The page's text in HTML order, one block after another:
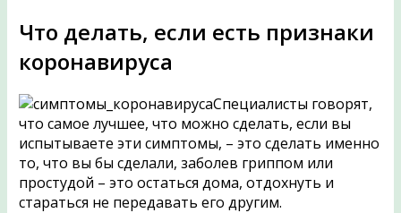
Что делать, если есть признаки
коронавируса
Специалисты говорят,
что самое лучшее, что можно сделать, если вы
испытываете эти симптомы, – это сделать именно
то, что вы бы сделали, заболев гриппом или
простудой – это остаться дома, отдохнуть и
стараться не передавать его другим.